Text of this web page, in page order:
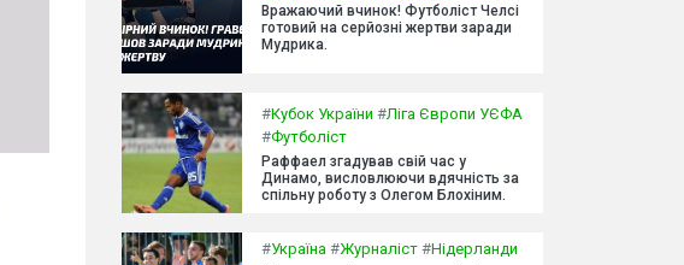
Вражаючий вчинок! Футболіст Челсі
готовий на серйозні жертви заради
Мудрика.
#Кубок України #Ліга Європи УЄФА
#Футболіст
Раффаел згадував свій час у
Динамо, висловлюючи вдячність за
спільну роботу з Олегом Блохіним.
#Україна #Журналіст #Нідерланди